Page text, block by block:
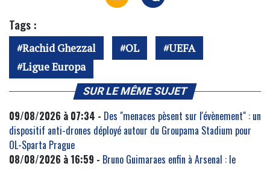
Tags :
Rachid Ghezzal OL
UEFA
Ligue Europa
SUR LE MÊME SUJET
09/08/2026 à 07:34 - Des "menaces pèsent sur l'évènement" : un
dispositif anti-drones déployé autour du Groupama Stadium pour
OL-Sparta Prague
08/08/2026 à 16:59 - Bruno Guimaraes enfin à Arsenal : le